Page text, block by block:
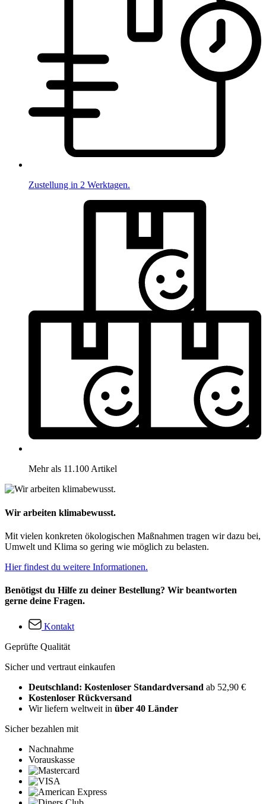
Zustellung in 2 Werktagen.
Mehr als 11.100 Artikel
Wir arbeiten klimabewusst.
Mit vielen konkreten ökologischen Maßnahmen tragen wir dazu bei,
Umwelt und Klima so gering wie möglich zu belasten.
Hier findest du weitere Informationen.
Benötigst du Hilfe zu deiner Bestellung? Wir beantworten
gerne deine Fragen.
Kontakt
Geprüfte Qualität
Sicher und vertraut einkaufen
Deutschland: Kostenloser Standardversand ab 52,90 €
Kostenloser Rückversand
Wir liefern weltweit in über 40 Länder
Sicher bezahlen mit
Nachnahme
Vorauskasse